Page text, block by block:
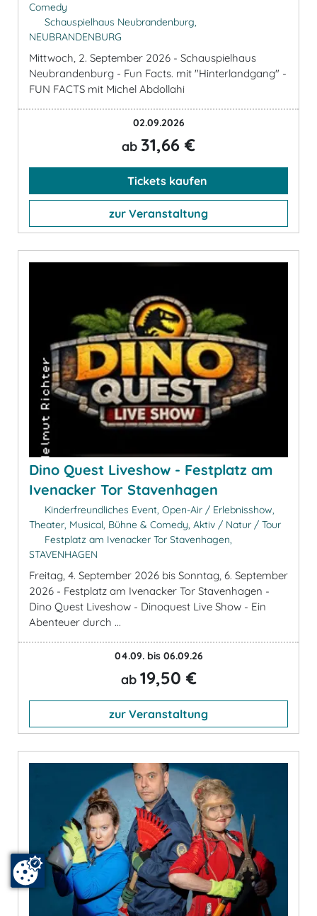
Comedy
Schauspielhaus Neubrandenburg,
NEUBRANDENBURG
Mittwoch, 2. September 2026 - Schauspielhaus
Neubrandenburg - Fun Facts. mit "Hinterlandgang" -
FUN FACTS mit Michel Abdollahi
02.09.2026
ab 31,66 €
Tickets kaufen
zur Veranstaltung
Dino Quest Liveshow - Festplatz am
Ivenacker Tor Stavenhagen
Kinderfreundliches Event, Open-Air / Erlebnisshow,
Theater, Musical, Bühne & Comedy, Aktiv / Natur / Tour
Festplatz am Ivenacker Tor Stavenhagen,
STAVENHAGEN
Freitag, 4. September 2026 bis Sonntag, 6. September
2026 - Festplatz am Ivenacker Tor Stavenhagen -
Dino Quest Liveshow - Dinoquest Live Show - Ein
Abenteuer durch ...
04.09. bis 06.09.26
ab 19,50 €
zur Veranstaltung